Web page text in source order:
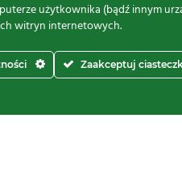
użytkownika (bądź innym
witryn internetowych.
Zaakceptuj